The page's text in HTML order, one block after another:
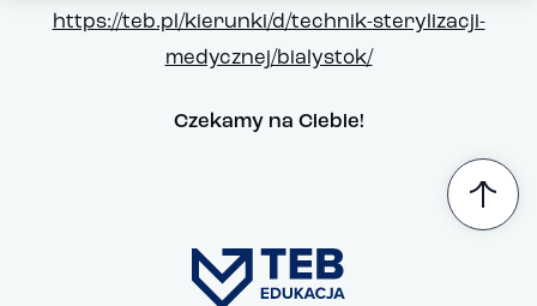
https://teb.pl/kierunki/d/technik-sterylizacji-
medycznej/bialystok/
Czekamy na Ciebie!